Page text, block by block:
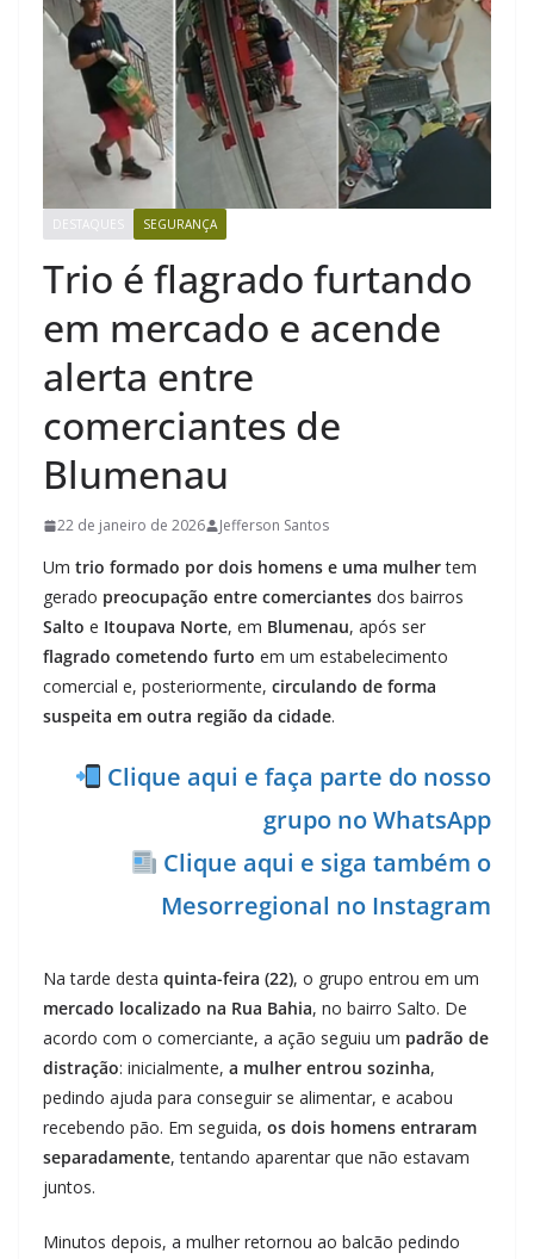
DESTAQUES SEGURANÇA
Trio é flagrado furtando
em mercado e acende
alerta entre
comerciantes de
Blumenau
22 de janeiro de 2026 Jefferson Santos
Um trio formado por dois homens e uma mulhertem
gerado preocupação entre comerciantes dos bairros
Salto e Itoupava Norte, em Blumenau, após ser
flagrado cometendo furto em um estabelecimento
comercial e, posteriormente, circulando de forma
suspeita em outra região da cidade.
Clique aqui e faça parte do nosso
grupo no WhatsApp
Clique aqui e siga também o
Mesorregional no Instagram
Na tarde desta quinta-feira (22), o grupo entrou em um
mercado localizado na Rua Bahia, no bairro Salto. De
acordo com o comerciante, a ação seguiu um padrão de
distração: inicialmente, a mulher entrou sozinha,
pedindo ajuda para conseguir se alimentar, e acabou
recebendo pão. Em seguida, os dois homens entraram
separadamente, tentando aparentar que não estavam
juntos.
Minutos depois, a mulher retornou ao balcão pedindo